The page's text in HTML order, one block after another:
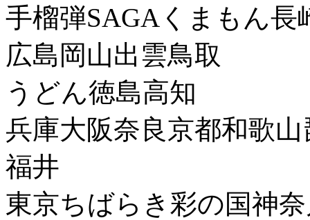
手榴弾SAGAくまもん長
広島岡山出雲鳥取
うどん徳島高知
兵庫大阪奈良京都和歌山
福井
東京ちばらき彩の国神